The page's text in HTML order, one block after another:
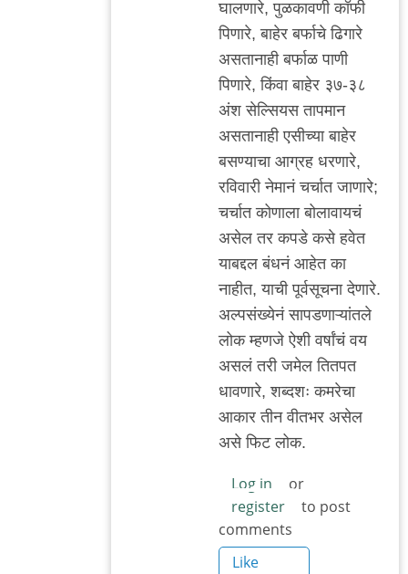
घालणारे, पुळकावणी कॉफी
पिणारे, बाहेर बर्फाचे ढिगारे
असतानाही बर्फाळ पाणी
पिणारे, किंवा बाहेर ३७-३८
अंश सेल्सियस तापमान
असतानाही एसीच्या बाहेर
बसण्याचा आग्रह धरणारे,
रविवारी नेमानं चर्चात जाणारे;
चर्चात कोणाला बोलावायचं
असेल तर कपडे कसे हवेत
याबद्दल बंधनं आहेत का
नाहीत, याची पूर्वसूचना देणारे.
अल्पसंख्येनं सापडणाऱ्यांतले
लोक म्हणजे ऐशी वर्षांचं वय
असलं तरी जमेल तितपत
धावणारे, शब्दशः कमरेचा
आकार तीन वीतभर असेल
असे फिट लोक.
Log in
or
register
to post
comments
Like